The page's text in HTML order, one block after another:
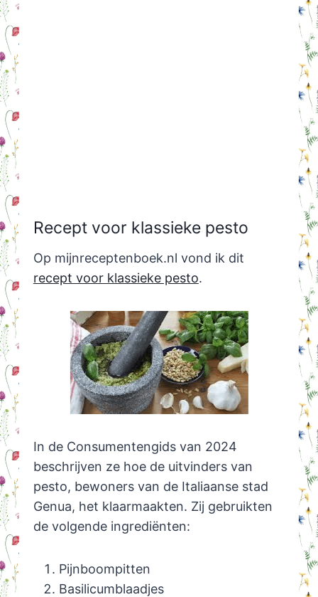
Recept voor klassieke pesto
Op mijnreceptenboek.nl vond ik dit
recept voor klassieke pesto.
In de Consumentengids van 2024
beschrijven ze hoe de uitvinders van
pesto, bewoners van de Italiaanse stad
Genua, het klaarmaakten. Zij gebruikten
de volgende ingrediënten:
Pijnboompitten
Basilicumblaadjes